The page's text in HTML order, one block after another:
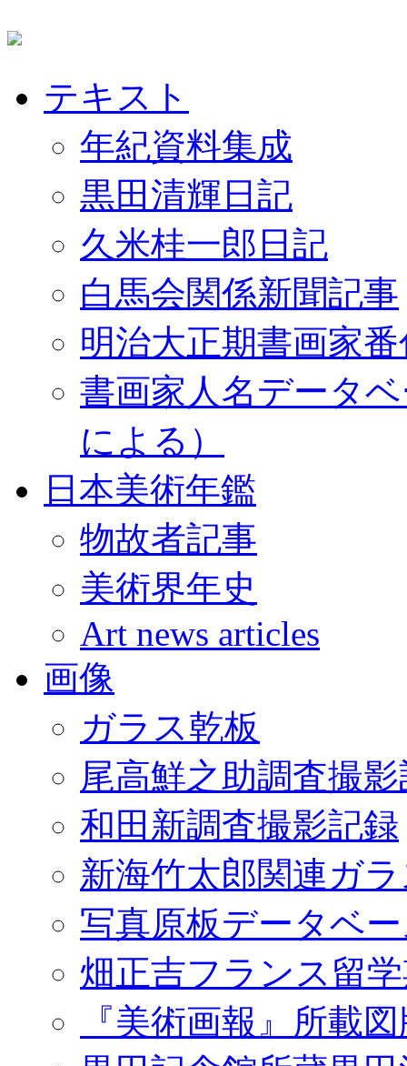
テキスト
年紀資料集成
黒田清輝日記
久米桂一郎日記
白馬会関係新聞記事
明治大正期書画家
書画家人名データ
による）
日本美術年鑑
物故者記事
美術界年史
Art news articles
画像
ガラス乾板
尾高鮮之助調査撮
和田新調査撮影記録
新海竹太郎関連ガ
写真原板データベ
畑正吉フランス留
『美術画報』所載